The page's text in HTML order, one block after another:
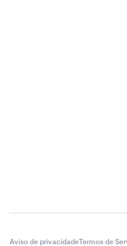
Aviso de privacidadeTermos de